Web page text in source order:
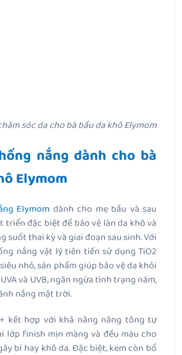
sóc da cho bà bầu da khô Elymom
nắng dành cho bà
Elymom
Elymom dành cho mẹ bầu và sau
triển đặc biệt để bảo vệ làn da khô và
suốt thai kỳ và giai đoạn sau sinh. Với
nắng vật lý tiên tiến sử dụng TiO2
nhỏ, sản phẩm giúp bảo vệ da khỏi
và UVB, ngăn ngừa tình trạng nám,
nắng mặt trời.
kết hợp với khả năng nâng tông tự
lớp finish mịn màng và đều màu cho
bí hay khô da. Đặc biệt, kem còn bổ